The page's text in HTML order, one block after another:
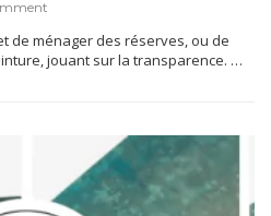
de ménager des réserves, ou de
jouant sur la transparence. …